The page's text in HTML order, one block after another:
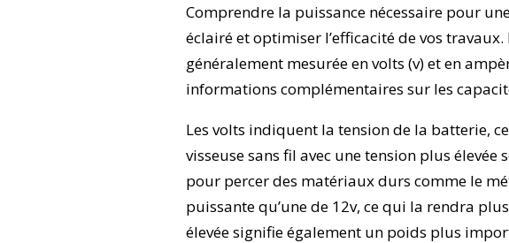
Comprendre la puissance nécessaire pour
éclairé et optimiser l’efficacité de vos
généralement mesurée en volts (v) et en
informations complémentaires sur les
Les volts indiquent la tension de la batterie,
visseuse sans fil avec une tension plus
pour percer des matériaux durs comme le
puissante qu’une de 12v, ce qui la rendra
élevée signifie également un poids plus